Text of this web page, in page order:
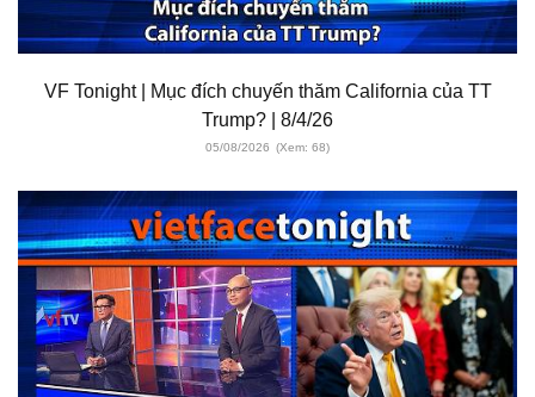
VF Tonight | Mục đích chuyến thăm California của TT
Trump? | 8/4/26
05/08/2026 (Xem: 68)